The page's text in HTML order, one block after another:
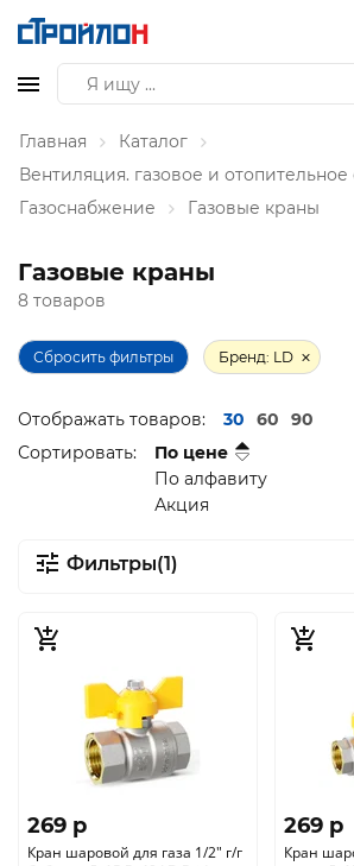
Главная
Каталог
Вентиляция. газовое и
Газоснабжение
Газовые краны
Газовые краны
8 товаров
Сбросить фильтры Бренд: LD
Отображать товаров: 30 60
90
Сортировать:
По цене
По алфавиту
Акция
Фильтры(1)
269 p
Кран шаровой для газа 1/2" г/г
269 p
Кран